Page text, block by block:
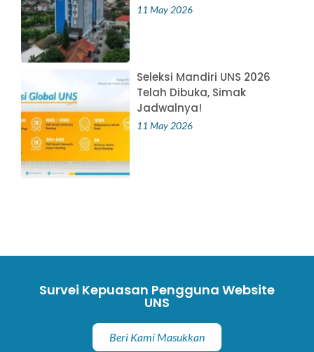
11 May 2026
Seleksi Mandiri UNS 2026
Telah Dibuka, Simak
Jadwalnya!
11 May 2026
Survei Kepuasan Pengguna Website
UNS
Beri Kami Masukkan